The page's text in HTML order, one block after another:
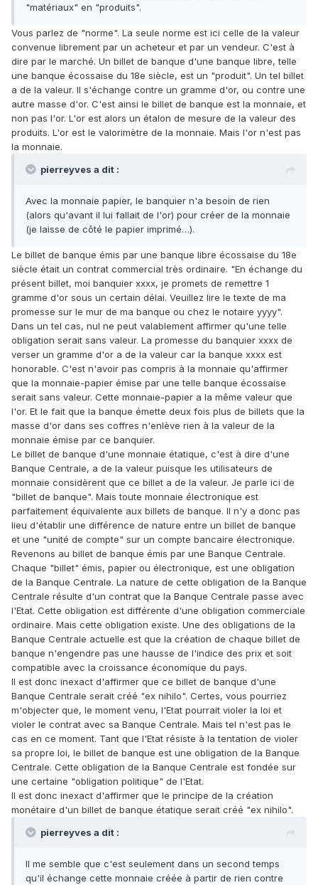
"matériaux" en "produits".
Vous parlez de "norme". La seule norme est ici celle de la valeur
convenue librement par un acheteur et par un vendeur. C'est à
dire par le marché. Un billet de banque d'une banque libre, telle
une banque écossaise du 18e siècle, est un "produit". Un tel billet
a de la valeur. Il s'échange contre un gramme d'or, ou contre une
autre masse d'or. C'est ainsi le billet de banque est la monnaie, et
non pas l'or. L'or est alors un étalon de mesure de la valeur des
produits. L'or est le valorimètre de la monnaie. Mais l'or n'est pas
la monnaie.
pierreyves a dit :
Avec la monnaie papier, le banquier n'a besoin de rien
(alors qu'avant il lui fallait de l'or) pour créer de la monnaie
(je laisse de côté le papier imprimé…).
Le billet de banque émis par une banque libre écossaise du 18e
siècle était un contrat commercial très ordinaire. "En échange du
présent billet, moi banquier xxxx, je promets de remettre 1
gramme d'or sous un certain délai. Veuillez lire le texte de ma
promesse sur le mur de ma banque ou chez le notaire yyyy".
Dans un tel cas, nul ne peut valablement affirmer qu'une telle
obligation serait sans valeur. La promesse du banquier xxxx de
verser un gramme d'or a de la valeur car la banque xxxx est
honorable. C'est n'avoir pas compris à la monnaie qu'affirmer
que la monnaie-papier émise par une telle banque écossaise
serait sans valeur. Cette monnaie-papier a la même valeur que
l'or. Et le fait que la banque émette deux fois plus de billets que la
masse d'or dans ses coffres n'enlève rien à la valeur de la
monnaie émise par ce banquier.
Le billet de banque d'une monnaie étatique, c'est à dire d'une
Banque Centrale, a de la valeur puisque les utilisateurs de
monnaie considèrent que ce billet a de la valeur. Je parle ici de
"billet de banque". Mais toute monnaie électronique est
parfaitement équivalente aux billets de banque. Il n'y a donc pas
lieu d'établir une différence de nature entre un billet de banque
et une "unité de compte" sur un compte bancaire électronique.
Revenons au billet de banque émis par une Banque Centrale.
Chaque "billet" émis, papier ou électronique, est une obligation
de la Banque Centrale. La nature de cette obligation de la Banque
Centrale résulte d'un contrat que la Banque Centrale passe avec
l'Etat. Cette obligation est différente d'une obligation commerciale
ordinaire. Mais cette obligation existe. Une des obligations de la
Banque Centrale actuelle est que la création de chaque billet de
banque n'engendre pas une hausse de l'indice des prix et soit
compatible avec la croissance économique du pays.
Il est donc inexact d'affirmer que ce billet de banque d'une
Banque Centrale serait créé "ex nihilo". Certes, vous pourriez
m'objecter que, le moment venu, l'Etat pourrait violer la loi et
violer le contrat avec sa Banque Centrale. Mais tel n'est pas le
cas en ce moment. Tant que l'Etat résiste à la tentation de violer
sa propre loi, le billet de banque est une obligation de la Banque
Centrale. Cette obligation de la Banque Centrale est fondée sur
une certaine "obligation politique" de l'Etat.
Il est donc inexact d'affirmer que le principe de la création
monétaire d'un billet de banque étatique serait créé "ex nihilo".
pierreyves a dit :
Il me semble que c'est seulement dans un second temps
qu'il échange cette monnaie créée à partir de rien contre